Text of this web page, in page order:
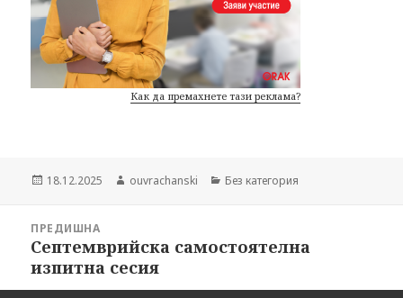
Как да премахнете тази реклама?
Публикувано
18.12.2025 Автор
ouvrachanski Категории
Без категория
ПРЕДИШНА
Предишна
публикация:
Септемврийска самостоятелна
изпитна сесия